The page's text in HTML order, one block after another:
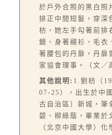
於戶外合照的黑白照
排正中間短髮，穿深
枋，她左手勾著前排
鏡、身著襯衫、毛衣
著腰包的丹扉，丹扉
家協會理事。（文／
其他說明: 1.劉枋（
07-25），出生於中
古自治區）新城，筆
碧、柳綠蔭，畢業於
（北京中國大學）